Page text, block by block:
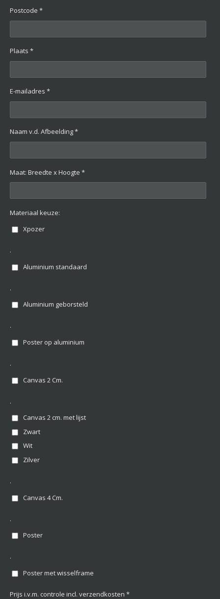
Postcode *
Plaats *
E-mailadres *
Naam v.d. Afbeelding *
Maat: Breedte x Hoogte *
Materiaal keuze:
Xpozer
.
Aluminium standaard
.
Aluminium geborsteld
.
Poster op aluminium
.
Canvas 2 Cm.
.
Canvas 2 cm. met lijst
Zwart
Wit
Zilver
.
Canvas 4 Cm.
.
Poster
.
Poster met wisselframe
Prijs i.v.m. controle incl. verzendkosten *